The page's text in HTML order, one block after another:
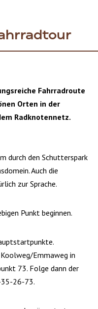
Fahrradroute
Orten in der
Radknotennetz.
durch den Schutterspark
Auch die
zur Sprache.
Punkt beginnen.
Emmaweg in
73. Folge dann der
26-73.